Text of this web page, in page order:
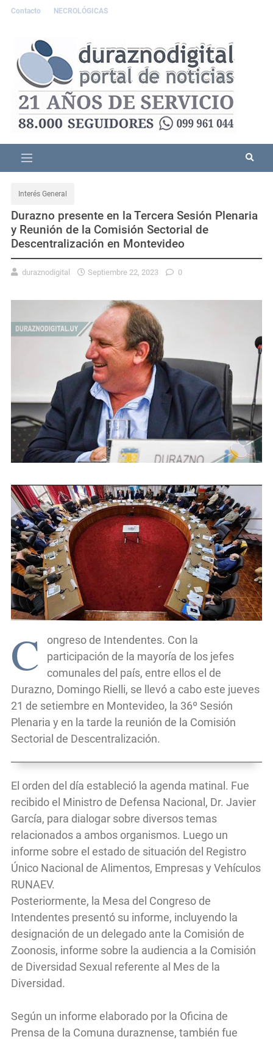
Contacto NECROLÓGICAS
Interés General
Durazno presente en la Tercera Sesión Plenaria
y Reunión de la Comisión Sectorial de
Descentralización en Montevideo
duraznodigital Septiembre 22, 2023 0
C
ongreso de Intendentes. Con la
participación de la mayoría de los jefes
comunales del país, entre ellos el de
Durazno, Domingo Rielli, se llevó a cabo este jueves
21 de setiembre en Montevideo, la 36º Sesión
Plenaria y en la tarde la reunión de la Comisión
Sectorial de Descentralización.
El orden del día estableció la agenda matinal. Fue
recibido el Ministro de Defensa Nacional, Dr. Javier
García, para dialogar sobre diversos temas
relacionados a ambos organismos. Luego un
informe sobre el estado de situación del Registro
Único Nacional de Alimentos, Empresas y Vehículos
RUNAEV.
Posteriormente, la Mesa del Congreso de
Intendentes presentó su informe, incluyendo la
designación de un delegado ante la Comisión de
Zoonosis, informe sobre la audiencia a la Comisión
de Diversidad Sexual referente al Mes de la
Diversidad.
Según un informe elaborado por la Oficina de
Prensa de la Comuna duraznense, también fue